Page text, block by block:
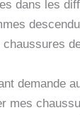
dans les
demande
mes